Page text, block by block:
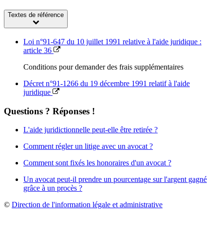
Textes de référence
Loi n°91-647 du 10 juillet 1991 relative à l'aide juridique :
article 36
Conditions pour demander des frais supplémentaires
Décret n°91-1266 du 19 décembre 1991 relatif à l'aide
juridique
Questions ? Réponses !
L'aide juridictionnelle peut-elle être retirée ?
Comment régler un litige avec un avocat ?
Comment sont fixés les honoraires d'un avocat ?
Un avocat peut-il prendre un pourcentage sur l'argent gagné
grâce à un procès ?
© Direction de l'information légale et administrative